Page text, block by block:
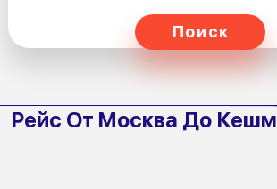
Поиск
Рейс От Москва До Кешм